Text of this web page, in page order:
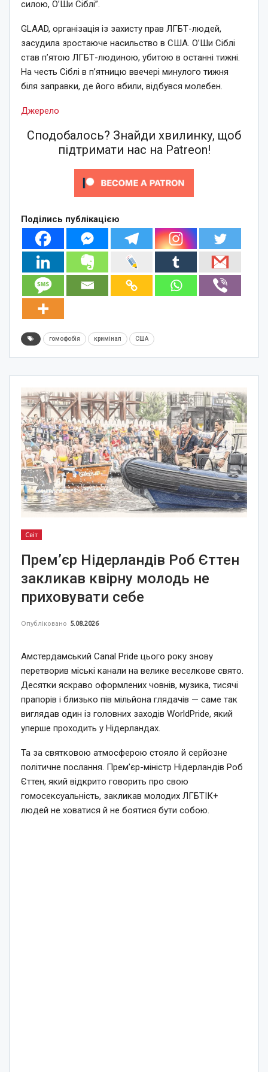
силою, О’Ши Сіблі”.
GLAAD, організація із захисту прав ЛГБТ-людей,
засудила зростаюче насильство в США. О’Ши Сіблі
став п’ятою ЛГБТ-людиною, убитою в останні тижні.
На честь Сіблі в п’ятницю ввечері минулого тижня
біля заправки, де його вбили, відбувся молебен.
Джерело
Сподобалось? Знайди хвилинку, щоб
підтримати нас на Patreon!
Поділись публікацією
гомофобія кримінал США
Світ
Прем’єр Нідерландів Роб Єттен
закликав квірну молодь не
приховувати себе
Опубліковано 5.08.2026
Амстердамський Canal Pride цього року знову
перетворив міські канали на велике веселкове свято.
Десятки яскраво оформлених човнів, музика, тисячі
прапорів і близько пів мільйона глядачів — саме так
виглядав один із головних заходів WorldPride, який
уперше проходить у Нідерландах.
Та за святковою атмосферою стояло й серйозне
політичне послання. Прем’єр-міністр Нідерландів Роб
Єттен, який відкрито говорить про свою
гомосексуальність, закликав молодих ЛГБТІК+
людей не ховатися й не боятися бути собою.